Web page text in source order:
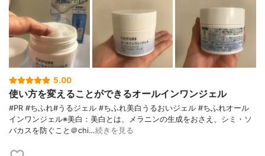
5.00
使い方を変えることができるオールインワンジェル
#PR #ちふれ#うるジェル #ちふれ美白うるおいジェル #ちふれオール
インワンジェル※美白：美白とは、メラニンの生成をおさえ、シミ・ソ
バカスを防ぐこと＠chi…続きを見る